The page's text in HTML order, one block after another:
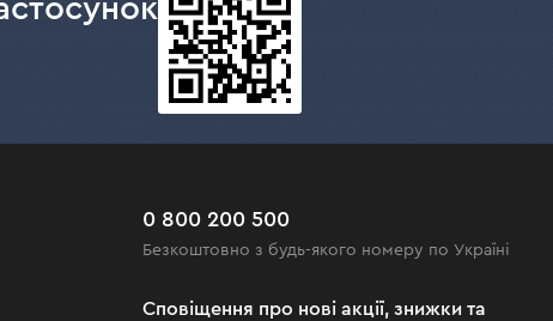
0 800 200 500
Безкоштовно з будь-якого номеру по Україні
Сповіщення про нові акції, знижки та